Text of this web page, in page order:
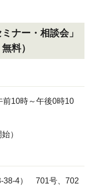
ナー・相談会」
料）
10時～午後0時10
）
38-4） 701号、702